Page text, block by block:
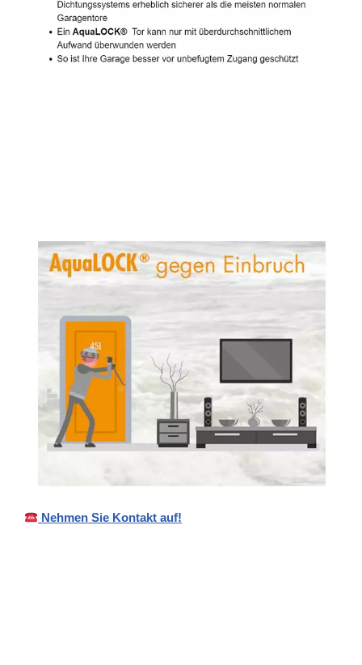
Nehmen Sie Kontakt auf!